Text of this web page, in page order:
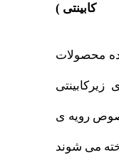
کابینتی )
محصولات
زیرکابینتی
رویه ی
می شوند